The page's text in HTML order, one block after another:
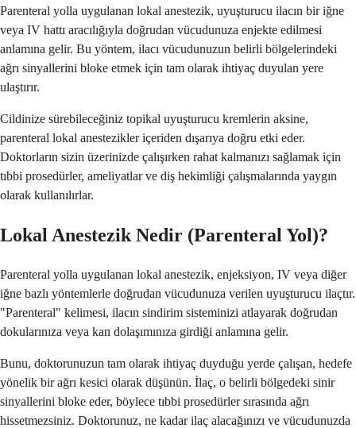
Parenteral yolla uygulanan lokal anestezik, uyuşturucu ilacın bir iğne
veya IV hattı aracılığıyla doğrudan vücudunuza enjekte edilmesi
anlamına gelir. Bu yöntem, ilacı vücudunuzun belirli bölgelerindeki
ağrı sinyallerini bloke etmek için tam olarak ihtiyaç duyulan yere
ulaştırır.
Cildinize sürebileceğiniz topikal uyuşturucu kremlerin aksine,
parenteral lokal anestezikler içeriden dışarıya doğru etki eder.
Doktorların sizin üzerinizde çalışırken rahat kalmanızı sağlamak için
tıbbi prosedürler, ameliyatlar ve diş hekimliği çalışmalarında yaygın
olarak kullanılırlar.
Lokal Anestezik Nedir (Parenteral Yol)?
Parenteral yolla uygulanan lokal anestezik, enjeksiyon, IV veya diğer
iğne bazlı yöntemlerle doğrudan vücudunuza verilen uyuşturucu ilaçtır.
"Parenteral" kelimesi, ilacın sindirim sisteminizi atlayarak doğrudan
dokularınıza veya kan dolaşımınıza girdiği anlamına gelir.
Bunu, doktorunuzun tam olarak ihtiyaç duyduğu yerde çalışan, hedefe
yönelik bir ağrı kesici olarak düşünün. İlaç, o belirli bölgedeki sinir
sinyallerini bloke eder, böylece tıbbi prosedürler sırasında ağrı
hissetmezsiniz. Doktorunuz, ne kadar ilaç alacağınızı ve vücudunuzda